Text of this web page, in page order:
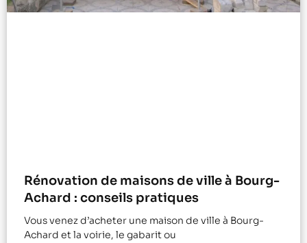
Rénovation de maisons de ville à Bourg-
Achard : conseils pratiques
Vous venez d’acheter une maison de ville à Bourg-
Achard et la voirie, le gabarit ou